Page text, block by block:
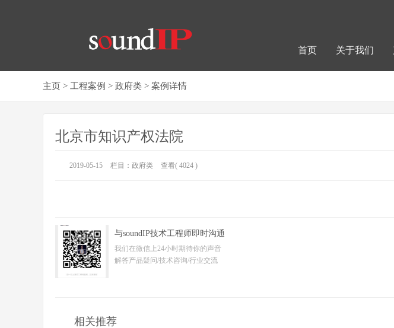
首页 关于我们
主页 > 工程案例 > 政府类 > 案例详情
北京市知识产权法院
2019-05-15 栏目： 政府类 查看( 4024 )
与soundIP技术工程师即时沟通
我们在微信上24小时期待你的声音
解答产品疑问/技术咨询/行业交流
相关推荐